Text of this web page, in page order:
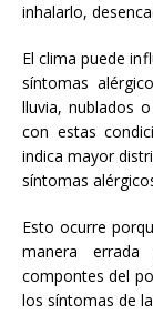
inhalarlo,
El clima puede
síntomas
lluvia, nublados
con estas
indica mayor
síntomas
Esto ocurre
manera
compontes del
los síntomas de